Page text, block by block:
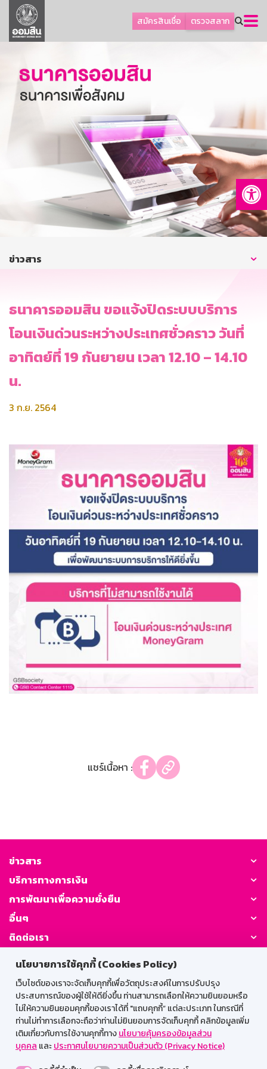
นโยบายการใช้คุกกี้ (Cookies Policy)
เว็บไซต์ของเราจะจัดเก็บคุกกี้เพื่อวัตถุประสงค์ในการปรับปรุง
ประสบการณ์ของผู้ใช้ให้ดียิ่งขึ้น ท่านสามารถเลือกให้ความยินยอมหรือ
ไม่ให้ความยินยอมคุกกี้ของเราได้ที่ "แถบคุกกี้” แต่ละประเภท ในกรณีที่
ท่านไม่ทำการเลือกจะถือว่าท่านไม่ยินยอมการจัดเก็บคุกกี้ คลิกข้อมูลเพิ่ม
เติมเกี่ยวกับการใช้งานคุกกี้ทางนโยบายคุ้มครองข้อมูลส่วน
บุคคล และประกาศนโยบายความเป็นส่วนตัว (Privacy Notice)
สมัครสินเชื่อ ตรวจสลาก
ลูกค้าธุรกิจ
ลูกค้าผู้ประกอบรายย่อย
ออมเพื่อสุข
เกี่ยวกับธนาคาร
การพัฒนาที่ยั่งยืน
บริการทางการเงิน
ติดต่อเรา
บริการออนไลน์
ข่าวสาร
ธนาคารออมสิน ขอแจ้งปิดระบบบริการ
โอนเงินด่วนระหว่างประเทศชั่วคราว วันที่
อาทิตย์ที่ 19 กันยายน เวลา 12.10 – 14.10
น.
3 ก.ย. 2564
แชร์เนื้อหา :
ข่าวสาร
บริการทางการเงิน
การพัฒนาเพื่อความยั่งยืน
อื่นๆ
ติดต่อเรา
GSB Society:
สำหรับพนักงาน
Web HR
GSB Wisdom
M-Search
เข้าสู่ระบบเน็ตเมล